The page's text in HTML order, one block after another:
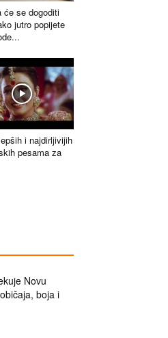
će se dogoditi
jutro popijete
i najdirljivijih
pesama za
Novu
boja i